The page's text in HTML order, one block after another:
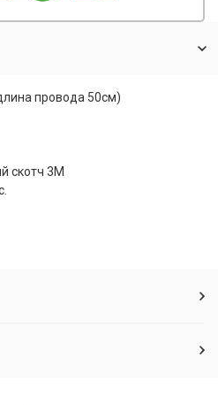
провода 50см)
скотч 3М